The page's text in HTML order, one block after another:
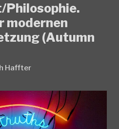
Philosophie.
modernen
(Autumn
Haffter